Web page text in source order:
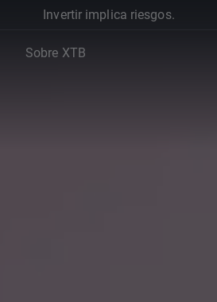
Invertir implica riesgos.
Sobre XTB